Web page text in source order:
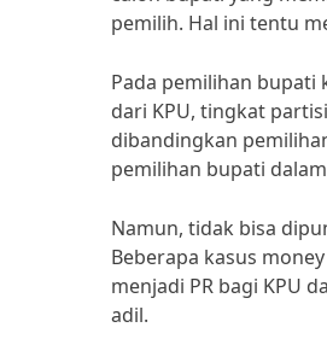
pemilih. Hal ini tentu
Pada pemilihan
dari KPU, tingkat
dibandingkan
pemilihan bupati
Namun, tidak bisa
Beberapa kasus
menjadi PR bagi KPU
adil.